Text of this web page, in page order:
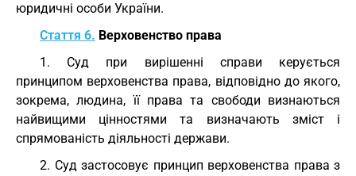
юридичні особи України.
Стаття 6. Верховенство права
1. Суд при вирішенні справи керується
принципом верховенства права, відповідно до якого,
зокрема, людина, її права та свободи визнаються
найвищими цінностями та визначають зміст і
спрямованість діяльності держави.
2. Суд застосовує принцип верховенства права з